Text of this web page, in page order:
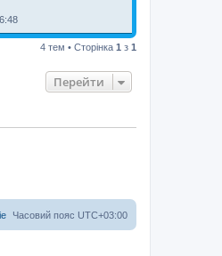
4 тем • Сторінка 1 з 1
Перейти
Часовий пояс UTC+03:00